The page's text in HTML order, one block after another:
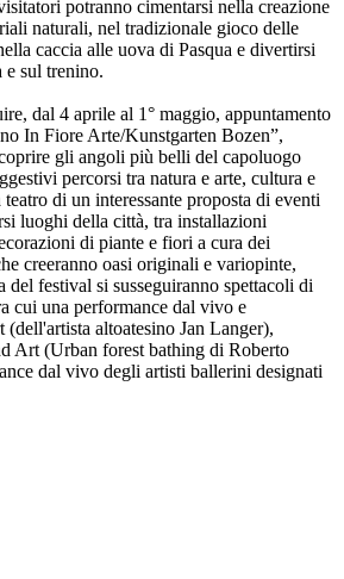
potranno cimentarsi nella creazione
naturali, nel tradizionale gioco delle
caccia alle uova di Pasqua e divertirsi
e sul trenino.
dal 4 aprile al 1° maggio, appuntamento
In Fiore Arte/Kunstgarten Bozen”,
gli angoli più belli del capoluogo
percorsi tra natura e arte, cultura e
di un interessante proposta di eventi
luoghi della città, tra installazioni
di piante e fiori a cura dei
creeranno oasi originali e variopinte,
del festival si susseguiranno spettacoli di
cui una performance dal vivo e
altoatesino Jan Langer),
Art (Urban forest bathing di Roberto
dal vivo degli artisti ballerini designati